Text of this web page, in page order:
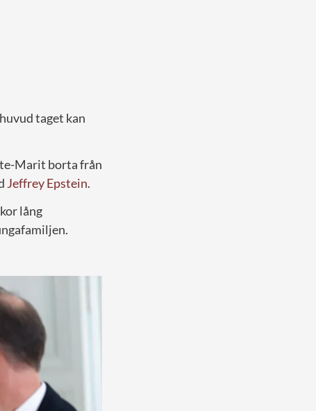
taget kan
Marit borta från
Jeffrey Epstein.
lång